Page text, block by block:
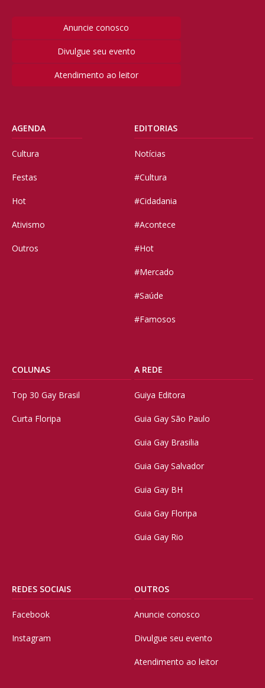
Anuncie conosco
Divulgue seu evento
Atendimento ao leitor
AGENDA
Cultura
Festas
Hot
Ativismo
Outros
EDITORIAS
Notícias
#Cultura
#Cidadania
#Acontece
#Hot
#Mercado
#Saúde
#Famosos
COLUNAS
Top 30 Gay Brasil
Curta Floripa
A REDE
Guiya Editora
Guia Gay São Paulo
Guia Gay Brasilia
Guia Gay Salvador
Guia Gay BH
Guia Gay Floripa
Guia Gay Rio
REDES SOCIAIS
Facebook
Instagram
OUTROS
Anuncie conosco
Divulgue seu evento
Atendimento ao leitor